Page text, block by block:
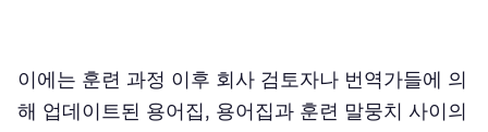
이에는 훈련 과정 이후 회사 검토자나 번역가들에 의
해 업데이트된 용어집, 용어집과 훈련 말뭉치 사이의